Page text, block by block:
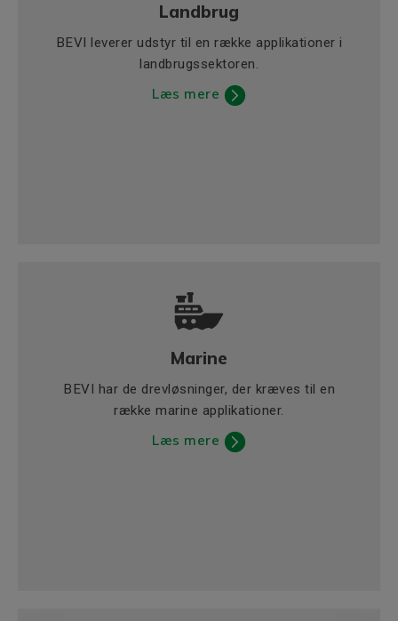
Landbrug
BEVI leverer udstyr til en række applikationer i
landbrugssektoren.
Læs mere
Marine
BEVI har de drevløsninger, der kræves til en
række marine applikationer.
Læs mere